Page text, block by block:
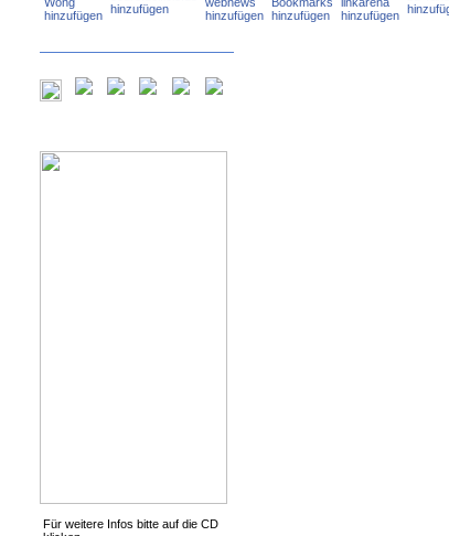
Für weitere Infos bitte auf die CD